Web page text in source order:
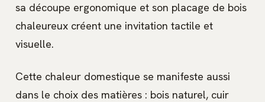
sa découpe ergonomique et son placage de bois
chaleureux créent une invitation tactile et
visuelle.
Cette chaleur domestique se manifeste aussi
dans le choix des matières : bois naturel, cuir